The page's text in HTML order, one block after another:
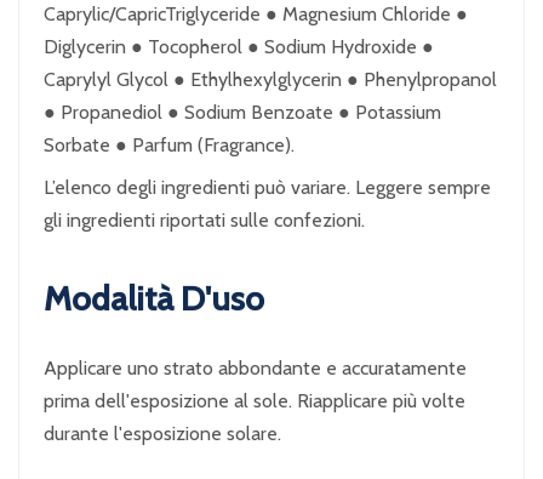
Caprylic/CapricTriglyceride ● Magnesium Chloride ●
Diglycerin ● Tocopherol ● Sodium Hydroxide ●
Caprylyl Glycol ● Ethylhexylglycerin ● Phenylpropanol
● Propanediol ● Sodium Benzoate ● Potassium
Sorbate ● Parfum (Fragrance).
L’elenco degli ingredienti può variare. Leggere sempre
gli ingredienti riportati sulle confezioni.
Modalità D'uso
Applicare uno strato abbondante e accuratamente
prima dell'esposizione al sole. Riapplicare più volte
durante l'esposizione solare.